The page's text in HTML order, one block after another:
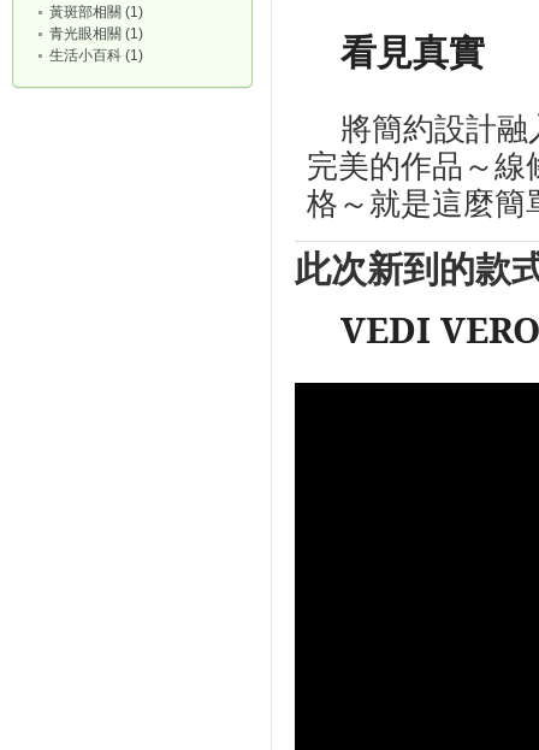
看見真實
將簡約設計
完美的作品～線
格～就是這麼簡
此次新到的款
VEDI
黃斑部相關 (1)
青光眼相關 (1)
生活小百科 (1)